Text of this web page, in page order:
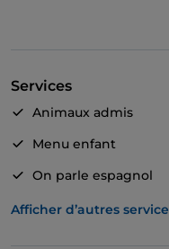
Services
Animaux admis
Menu enfant
On parle espagnol
Wi-Fi
Afficher d’autres